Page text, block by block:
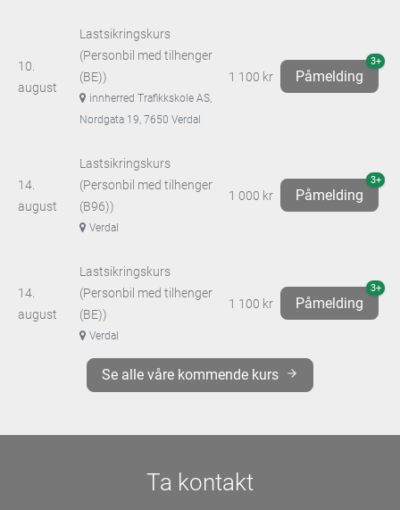
10.
august
Lastsikringskurs
(Personbil med tilhenger
(BE))
innherred Trafikkskole AS,
Nordgata 19, 7650 Verdal
1 100 kr Påmelding
3+
14.
august
Lastsikringskurs
(Personbil med tilhenger
(B96))
Verdal
1 000 kr Påmelding
3+
14.
august
Lastsikringskurs
(Personbil med tilhenger
(BE))
Verdal
1 100 kr Påmelding
3+
Se alle våre kommende kurs
Ta kontakt